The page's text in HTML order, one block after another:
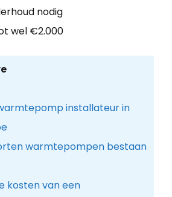
nodig
wel €2.000
installateur in
warmtepompen bestaan
kosten van een